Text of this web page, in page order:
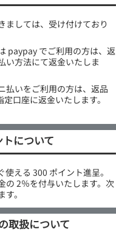
ましては、受け付けており
paypay でご利用の方は、返
い方法にて返金いたしま
いをご利用の方は、返品
口座に返金いたします。
について
える 300 ポイント進呈。
の 2％を付与いたします。次
。
取扱について